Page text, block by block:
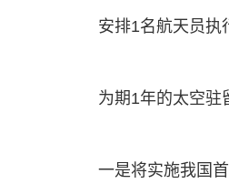
安排1名航天员执
为期1年的太空驻
一是将实施我国